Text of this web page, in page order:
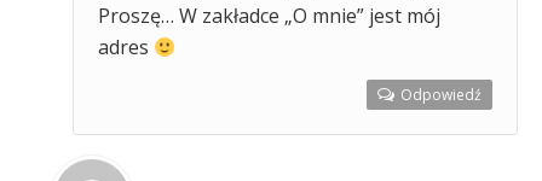
Proszę… W zakładce „O mnie” jest mój
adres
Odpowiedź